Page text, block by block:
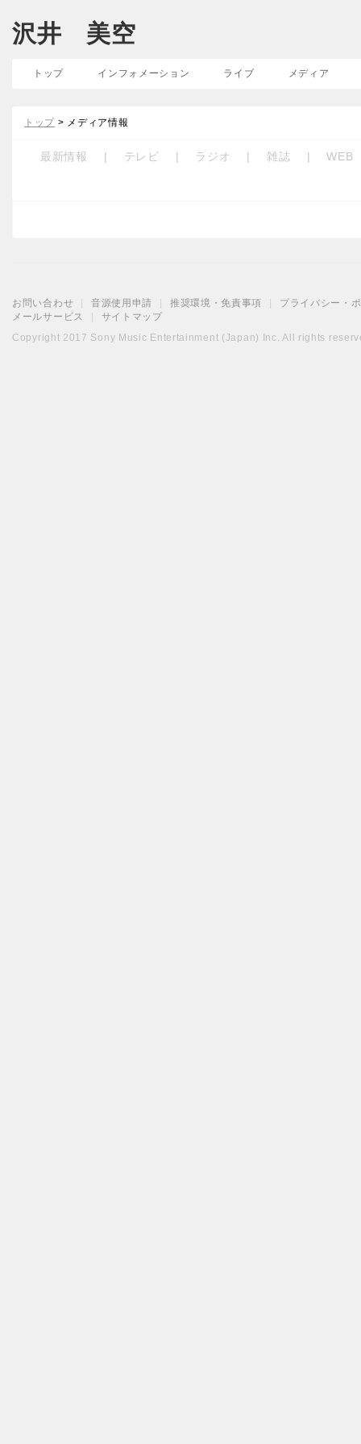
沢井 美空
トップ インフォメーション ライブ メディア
トップ > メディア情報
最新情報 | テレビ | ラジオ | 雑誌 | WEB
お問い合わせ 音源使用申請 推奨環境・免責事項
プライバシー・
メールサービス
サイトマップ
Copyright 2017 Sony Music Entertainment (Japan) Inc. All rights